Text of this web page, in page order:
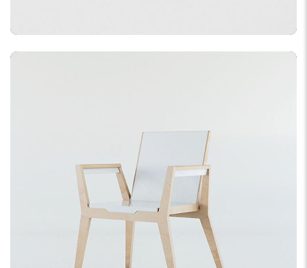
APPLICATION